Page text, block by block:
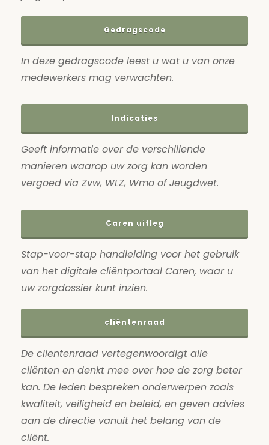
Gedragscode
In deze gedragscode leest u wat u van onze
medewerkers mag verwachten.
Indicaties
Geeft informatie over de verschillende
manieren waarop uw zorg kan worden
vergoed via Zvw, WLZ, Wmo of Jeugdwet.
Caren uitleg
Stap-voor-stap handleiding voor het gebruik
van het digitale cliëntportaal Caren, waar u
uw zorgdossier kunt inzien.
cliëntenraad
De cliëntenraad vertegenwoordigt alle
cliënten en denkt mee over hoe de zorg beter
kan. De leden bespreken onderwerpen zoals
kwaliteit, veiligheid en beleid, en geven advies
aan de directie vanuit het belang van de
cliënt.